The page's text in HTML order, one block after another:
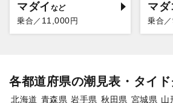
マダイ
乗合／ 11,000円
マダ
乗合／
各都道府県の潮見表・タイド
北海道 青森県 岩手県 秋田県 宮城県 山